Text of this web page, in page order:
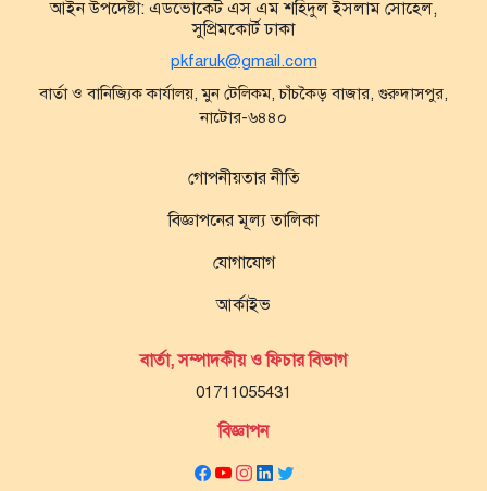
আইন উপদেষ্টা: এডভোকেট এস এম শহিদুল ইসলাম সোহেল,
সুপ্রিমকোর্ট ঢাকা
pkfaruk@gmail.com
বার্তা ও বানিজ্যিক কার্যালয়, মুন টেলিকম, চাঁচকৈড় বাজার, গুরুদাসপুর,
নাটোর-৬৪৪০
গোপনীয়তার নীতি
বিজ্ঞাপনের মূল্য তালিকা
যোগাযোগ
আর্কাইভ
বার্তা, সম্পাদকীয় ও ফিচার বিভাগ
01711055431
বিজ্ঞাপন